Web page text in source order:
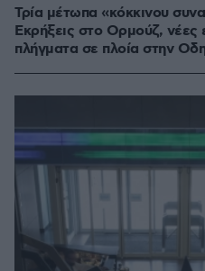
Τρία μέτωπα «κόκκινου
Εκρήξεις στο Ορμούζ, νέες
πλήγματα σε πλοία στην